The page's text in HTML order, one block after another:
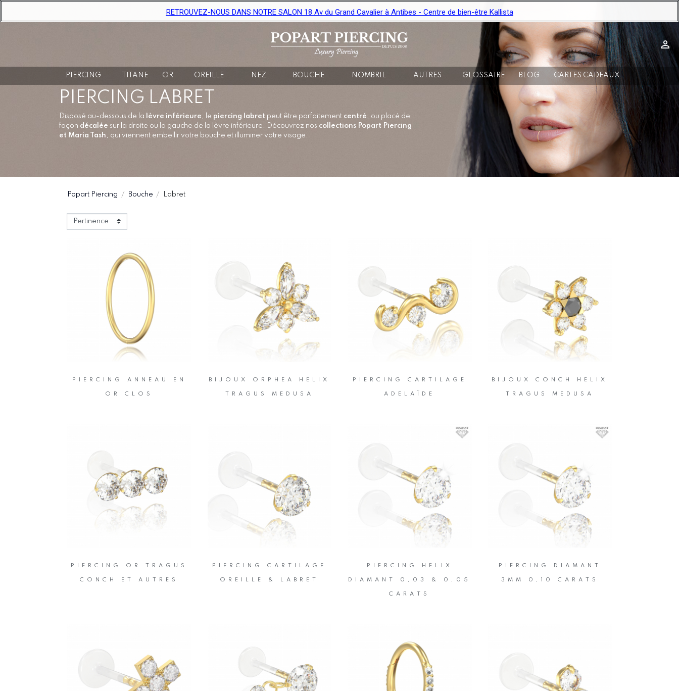
RETROUVEZ-NOUS DANS NOTRE SALON 18 Av du Grand Cavalier à Antibes - Centre de bien-être Kallista

PIERCING TITANE OR OREILLE NEZ BOUCHE NOMBRIL AUTRES GLOSSAIRE BLOG CARTES CADEAUX
PIERCING LABRET
Disposé au-dessous de la lèvre inférieure, le piercing labret peut être parfaitement centré, ou placé de
façon décalée sur la droite ou la gauche de la lèvre inférieure. Découvrez nos collections Popart Piercing
et Maria Tash, qui viennent embellir votre bouche et illuminer votre visage.
Popart Piercing Bouche Labret
PIERCING ANNEAU EN
OR CLOS
BIJOUX ORPHEA HELIX
TRAGUS MEDUSA
PIERCING CARTILAGE
ADELAÏDE
BIJOUX CONCH HELIX
TRAGUS MEDUSA
PIERCING OR TRAGUS
CONCH ET AUTRES
PIERCING CARTILAGE
OREILLE & LABRET
PIERCING HELIX
DIAMANT 0,03 & 0,05
CARATS
PIERCING DIAMANT
3MM 0,10 CARATS